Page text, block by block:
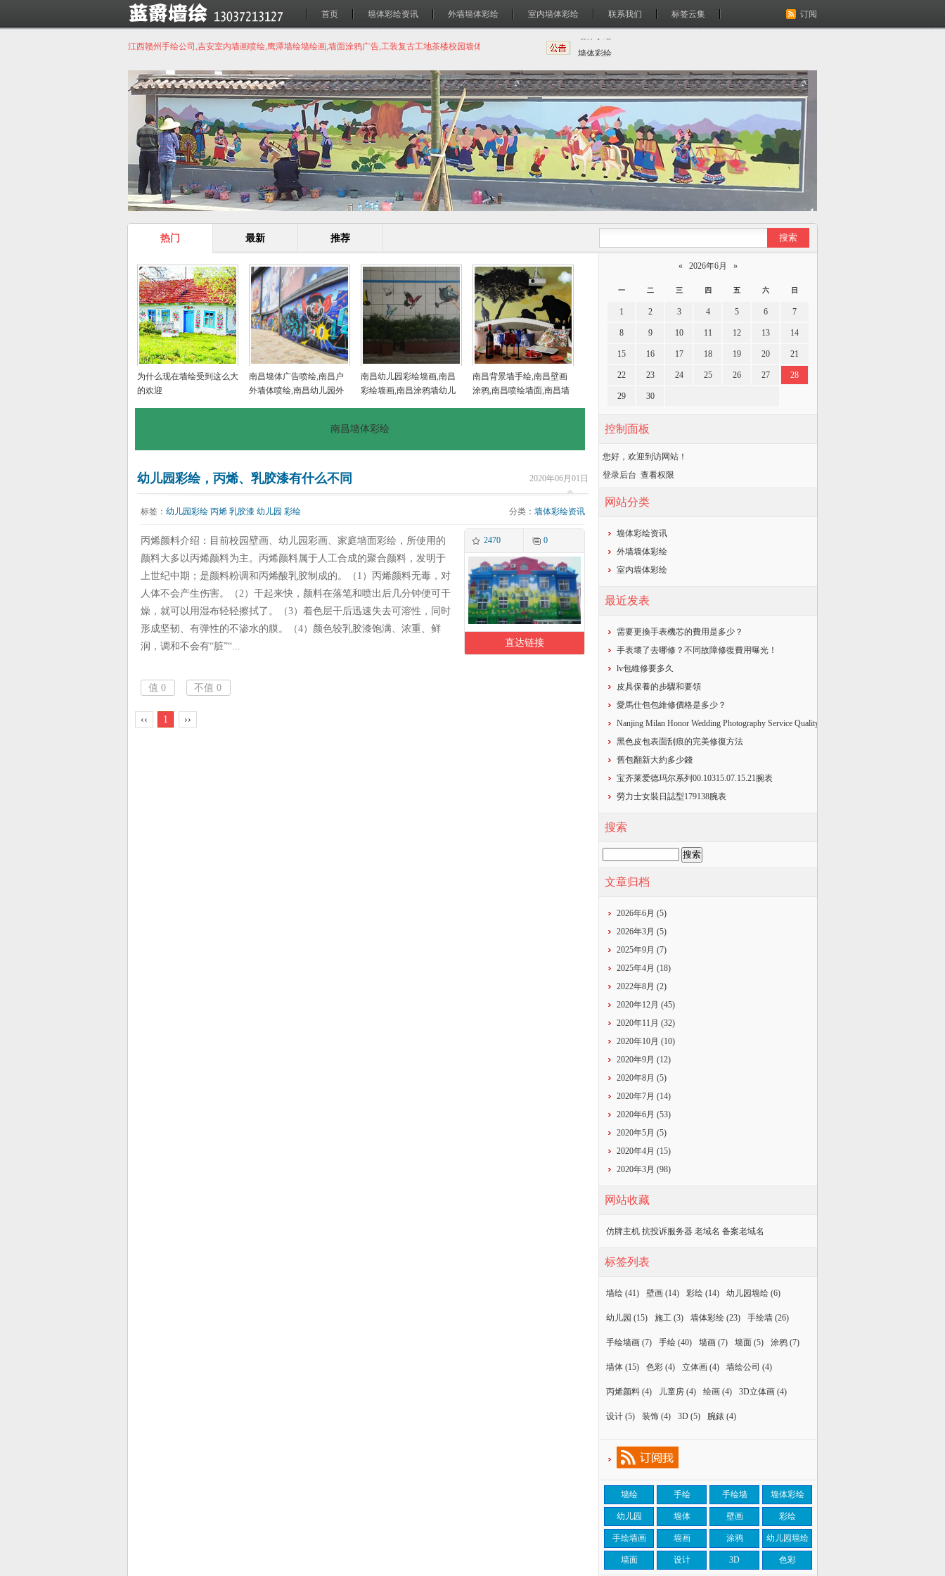
订阅
首页 墙体彩绘资讯 外墙墙体彩绘 室内墙体彩绘 联系我们 标签云集
墙体彩绘
江西赣州手绘公司,吉安室内墙画喷绘,鹰潭墙绘墙绘画,墙面涂鸦广告,工装复古工地茶楼校园墙体绘画
热门 最新 推荐
为什么现在墙绘受到这么大
的欢迎
南昌墙体广告喷绘,南昌户
外墙体喷绘,南昌幼儿园外
南昌幼儿园彩绘墙画,南昌
彩绘墙画,南昌涂鸦墙幼儿
南昌背景墙手绘,南昌壁画
涂鸦,南昌喷绘墙面,南昌墙
南昌墙体彩绘
2020年06月01日
幼儿园彩绘，丙烯、乳胶漆有什么不同
分类： 墙体彩绘资讯
标签：幼儿园彩绘 丙烯 乳胶漆 幼儿园 彩绘
2470 0
直达链接
丙烯颜料介绍：目前校园壁画、幼儿园彩画、家庭墙面彩绘，所使用的
颜料大多以丙烯颜料为主。丙烯颜料属于人工合成的聚合颜料，发明于
上世纪中期；是颜料粉调和丙烯酸乳胶制成的。（1）丙烯颜料无毒，对
人体不会产生伤害。（2）干起来快，颜料在落笔和喷出后几分钟便可干
燥，就可以用湿布轻轻擦拭了。（3）着色层干后迅速失去可溶性，同时
形成坚韧、有弹性的不渗水的膜。（4）颜色较乳胶漆饱满、浓重、鲜
润，调和不会有“脏”“...
值0 不值0
‹‹ 1 ››
« 2026年6月 »
一 二 三 四 五 六 日
1 2 3 4 5 6 7
8 9 10 11 12 13 14
15 16 17 18 19 20 21
22 23 24 25 26 27 28
29 30
控制面板
您好，欢迎到访网站！
登录后台 查看权限
网站分类
墙体彩绘资讯
外墙墙体彩绘
室内墙体彩绘
最近发表
需要更換手表機芯的費用是多少？
​手表壞了去哪修？不同故障修復費用曝光！
​lv包維修要多久
​皮具保養的步驟和要領
​愛馬仕包包維修價格是多少？
Nanjing Milan Honor Wedding Photography Service Quality
黑色皮包表面刮痕的完美修復方法
​舊包翻新大約多少錢
宝齐莱爱德玛尔系列00.10315.07.15.21腕表
勞力士女裝日誌型179138腕表
搜索
文章归档
2026年6月 (5)
2026年3月 (5)
2025年9月 (7)
2025年4月 (18)
2022年8月 (2)
2020年12月 (45)
2020年11月 (32)
2020年10月 (10)
2020年9月 (12)
2020年8月 (5)
2020年7月 (14)
2020年6月 (53)
2020年5月 (5)
2020年4月 (15)
2020年3月 (98)
网站收藏
仿牌主机 抗投诉服务器 老域名 备案老域名
标签列表
墙绘 (41) 壁画 (14) 彩绘 (14) 幼儿园墙绘 (6)
幼儿园 (15) 施工 (3) 墙体彩绘 (23) 手绘墙 (26)
手绘墙画 (7) 手绘 (40) 墙画 (7) 墙面 (5) 涂鸦 (7)
墙体 (15) 色彩 (4) 立体画 (4) 墙绘公司 (4)
丙烯颜料 (4) 儿童房 (4) 绘画 (4) 3D立体画 (4)
设计 (5) 装饰 (4) 3D (5) 腕錶 (4)
墙绘 手绘 手绘墙 墙体彩绘
幼儿园 墙体 壁画 彩绘
手绘墙画 墙画 涂鸦 幼儿园墙绘
墙面 设计 3D 色彩